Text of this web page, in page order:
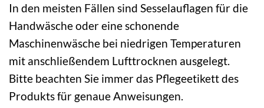
In den meisten Fällen sind Sesselauflagen für die
Handwäsche oder eine schonende
Maschinenwäsche bei niedrigen Temperaturen
mit anschließendem Lufttrocknen ausgelegt.
Bitte beachten Sie immer das Pflegeetikett des
Produkts für genaue Anweisungen.